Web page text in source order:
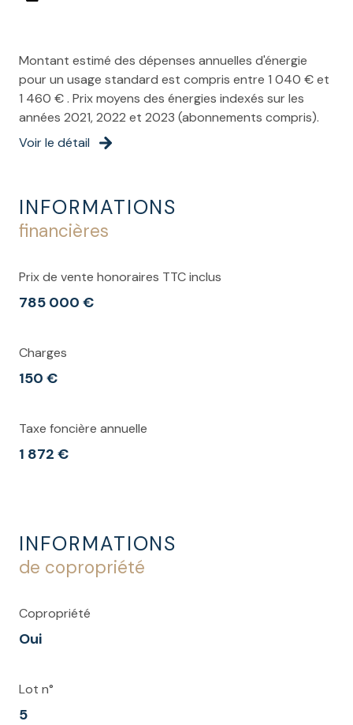
vue Dégagée
balcon
interphone
Montant estimé des dépenses annuelles d'énergie
pour un usage standard est compris entre 1 040 € et
1 460 € . Prix moyens des énergies indexés sur les
années 2021, 2022 et 2023 (abonnements compris).
Voir le détail
INFORMATIONS
financières
Prix de vente honoraires TTC inclus
785 000 €
Charges
150 €
Taxe foncière annuelle
1 872 €
INFORMATIONS
de copropriété
Copropriété
Oui
Lot n°
5